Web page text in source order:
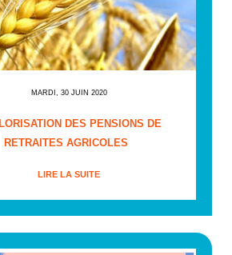
MARDI, 30 JUIN 2020
DES PENSIONS DE
RETRAITES AGRICOLES
LIRE LA SUITE